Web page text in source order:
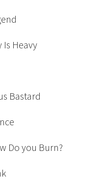
Is Heavy
Bastard
Do you Burn?